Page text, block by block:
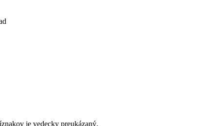
je vedecky preukázaný.